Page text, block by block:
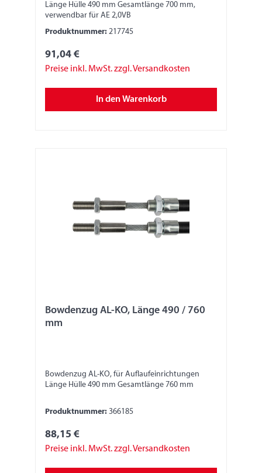
Länge Hülle 490 mm Gesamtlänge 700 mm,
verwendbar für AE 2,0VB
Produktnummer: 217745
91,04 €
Preise inkl. MwSt. zzgl. Versandkosten
In den Warenkorb
Bowdenzug AL-KO, Länge 490 / 760
mm
Bowdenzug AL-KO, für Auflaufeinrichtungen
Länge Hülle 490 mm Gesamtlänge 760 mm
Produktnummer: 366185
88,15 €
Preise inkl. MwSt. zzgl. Versandkosten